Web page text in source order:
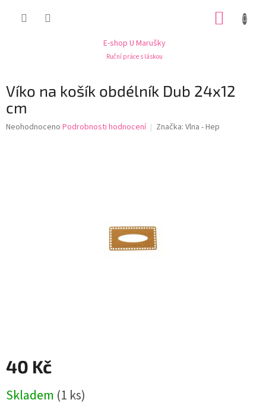
E-shop U Marušky
Ruční práce s láskou
Víko na košík obdélník Dub 24x12
cm
Průměrné
Neohodnoceno Podrobnosti hodnocení Značka: Vlna - Hep
40 Kč
cena:
Skladem (1 ks)